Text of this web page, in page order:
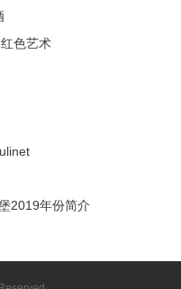
色艺术
2019年份简介